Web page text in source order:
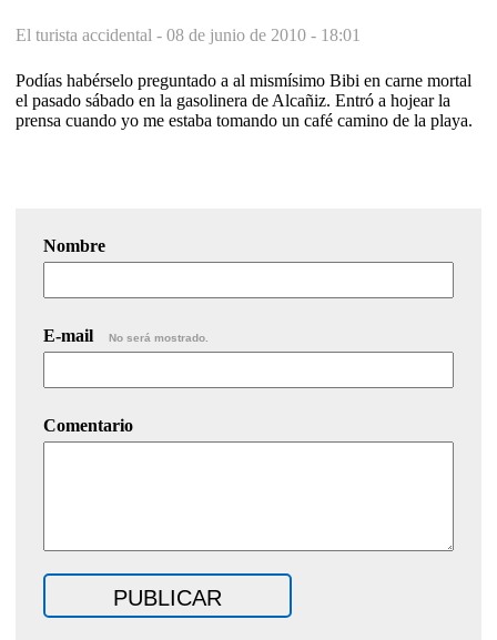
El turista accidental - 08 de junio de 2010 - 18:01
Podías habérselo preguntado a al mismísimo Bibi en carne mortal
el pasado sábado en la gasolinera de Alcañiz. Entró a hojear la
prensa cuando yo me estaba tomando un café camino de la playa.
Nombre
E-mail No será mostrado.
Comentario